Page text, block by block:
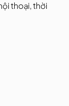
thoại, thời